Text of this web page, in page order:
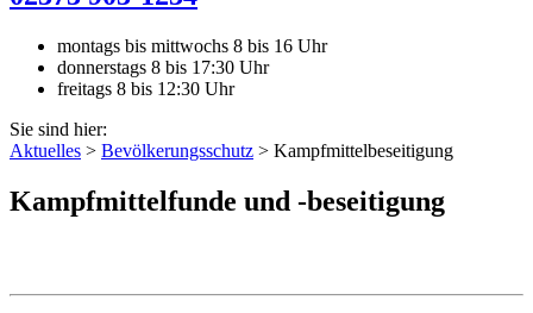
montags bis mittwochs 8 bis 16 Uhr
donnerstags 8 bis 17:30 Uhr
freitags 8 bis 12:30 Uhr
Sie sind hier:
Aktuelles > Bevölkerungsschutz > Kampfmittelbeseitigung
Kampfmittelfunde und -beseitigung